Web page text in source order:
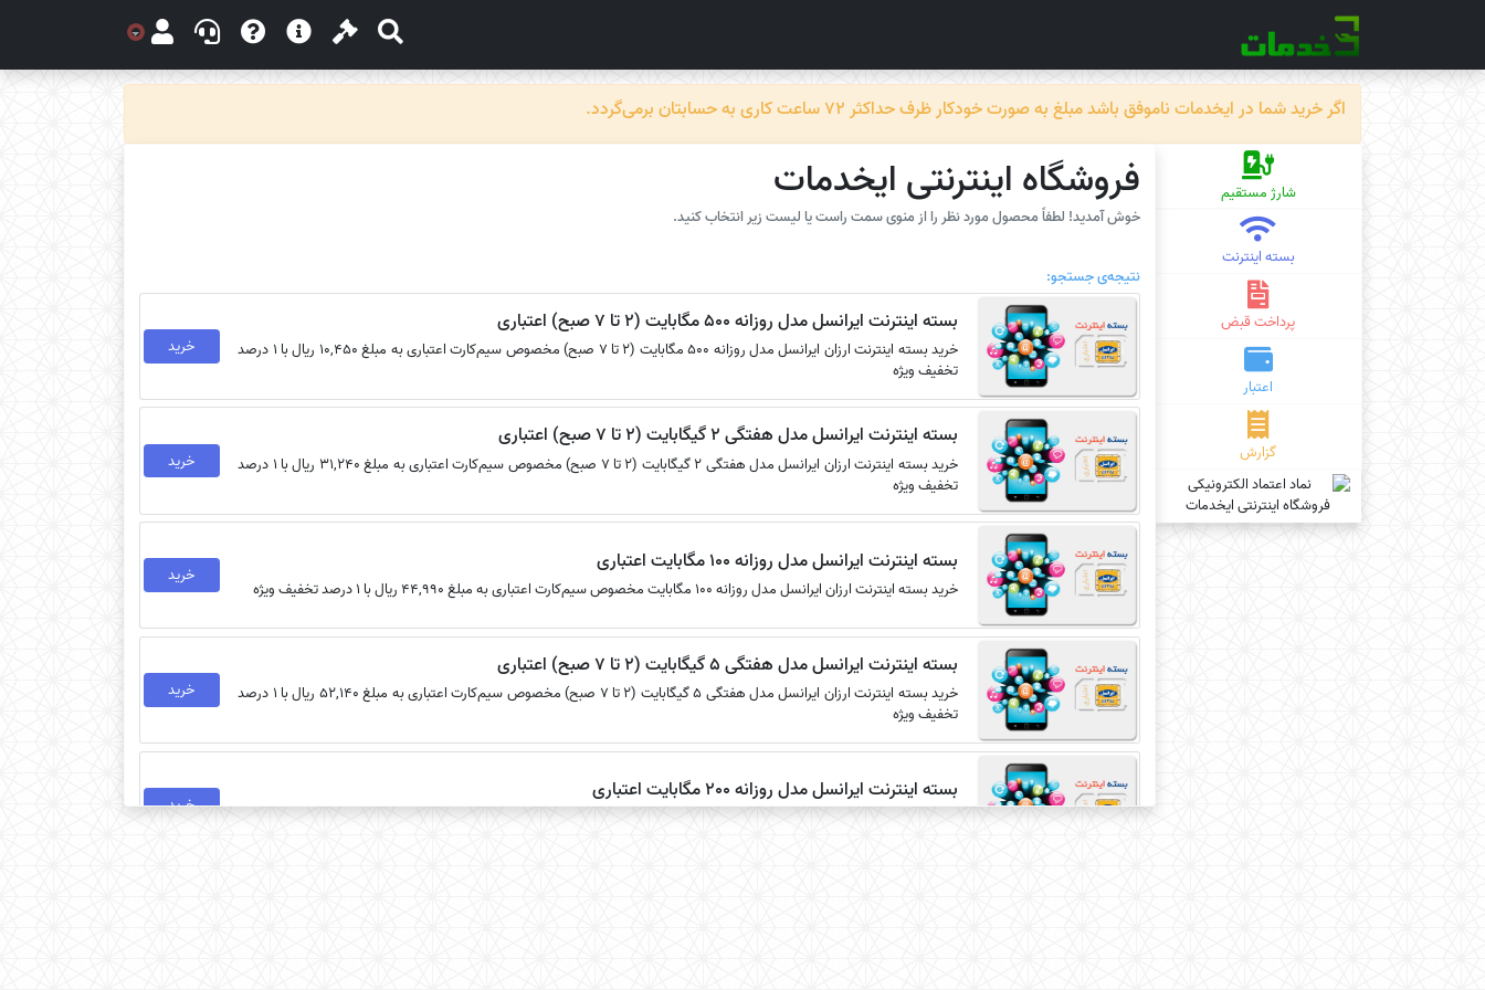
اگر خرید شما در ایخدمات ناموفق باشد مبلغ به صورت خودکار ظرف حداکثر 72 ساعت کاری به حسابتان برمی‌گردد.
شارژ مستقیم
بسته اینترنت
پرداخت قبض
اعتبار
گزارش
فروشگاه اینترنتی ایخدمات
خوش آمدید! لطفاً محصول مورد نظر را از منوی سمت راست یا لیست زیر انتخاب کنید.
نتیجه‌ی جستجو:
بسته اینترنت ایرانسل مدل روزانه 500 مگابایت (2 تا 7 صبح) اعتباری
خرید بسته اینترنت ارزان ایرانسل مدل روزانه 500 مگابایت (2 تا 7 صبح) مخصوص سیم‌کارت اعتباری به مبلغ 10,450 ریال با 1 درصد
تخفیف ویژه
خرید
بسته اینترنت ایرانسل مدل هفتگی 2 گیگابایت (2 تا 7 صبح) اعتباری
خرید بسته اینترنت ارزان ایرانسل مدل هفتگی 2 گیگابایت (2 تا 7 صبح) مخصوص سیم‌کارت اعتباری به مبلغ 31,240 ریال با 1 درصد
تخفیف ویژه
خرید
بسته اینترنت ایرانسل مدل روزانه 100 مگابایت اعتباری
خرید بسته اینترنت ارزان ایرانسل مدل روزانه 100 مگابایت مخصوص سیم‌کارت اعتباری به مبلغ 44,990 ریال با 1 درصد تخفیف ویژه
خرید
بسته اینترنت ایرانسل مدل هفتگی 5 گیگابایت (2 تا 7 صبح) اعتباری
خرید بسته اینترنت ارزان ایرانسل مدل هفتگی 5 گیگابایت (2 تا 7 صبح) مخصوص سیم‌کارت اعتباری به مبلغ 52,140 ریال با 1 درصد
تخفیف ویژه
خرید
بسته اینترنت ایرانسل مدل روزانه 200 مگابایت اعتباری
خرید بسته اینترنت ارزان ایرانسل مدل روزانه 200 مگابایت مخصوص سیم‌کارت اعتباری به مبلغ 66,660 ریال با 1 درصد تخفیف ویژه
خرید